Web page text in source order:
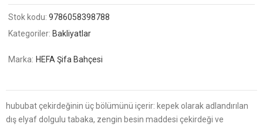
Stok kodu:9786058398788
Kategoriler: Bakliyatlar
Marka: HEFA Şifa Bahçesi
hububat çekirdeğinin üç bölümünü içerir: kepek olarak adlandırılan
dış elyaf dolgulu tabaka, zengin besin maddesi çekirdeği ve